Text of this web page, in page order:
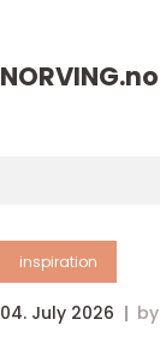
NORVING.no
inspiration
04. July 2026 by